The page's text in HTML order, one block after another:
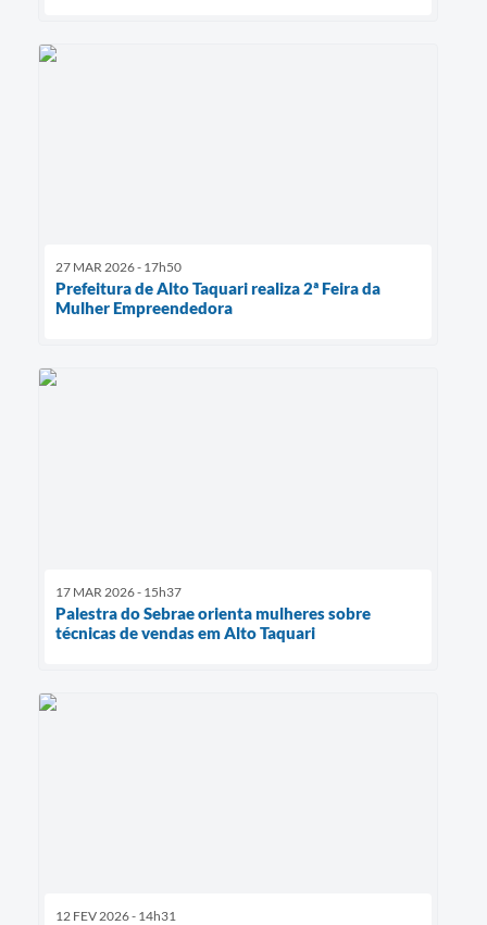
27 MAR 2026 - 17h50
Prefeitura de Alto Taquari realiza 2ª Feira da
Mulher Empreendedora
17 MAR 2026 - 15h37
Palestra do Sebrae orienta mulheres sobre
técnicas de vendas em Alto Taquari
12 FEV 2026 - 14h31